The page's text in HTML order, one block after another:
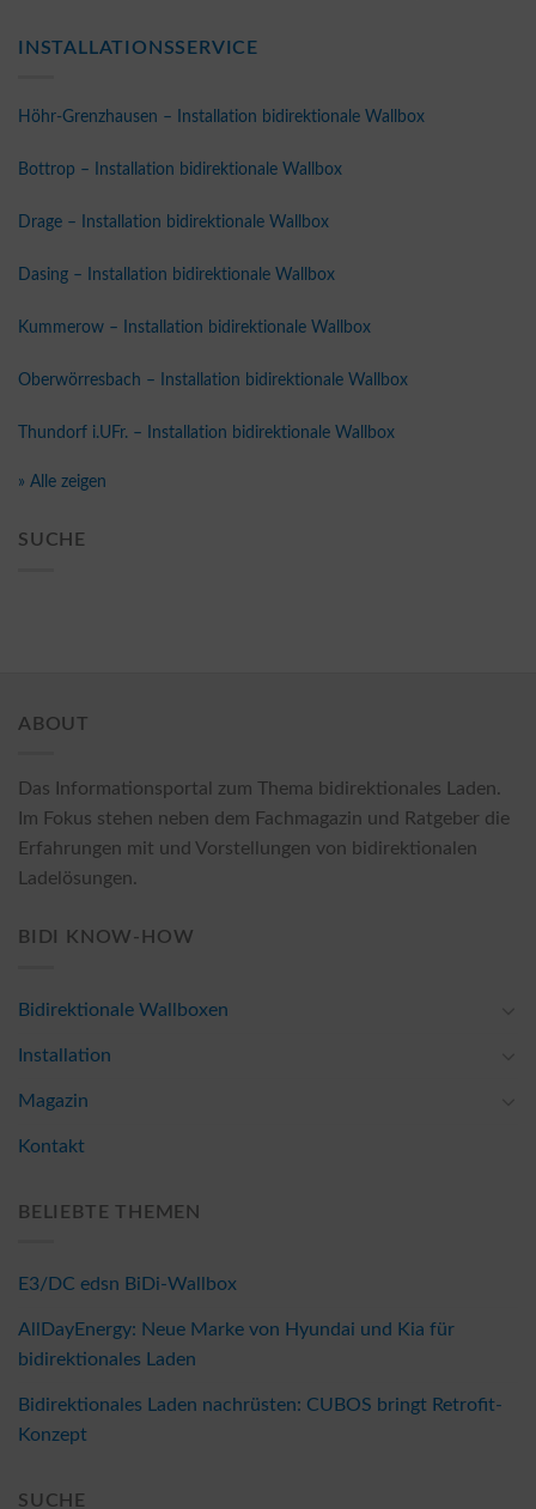
INSTALLATIONSSERVICE
Höhr-Grenzhausen – Installation bidirektionale Wallbox
Bottrop – Installation bidirektionale Wallbox
Drage – Installation bidirektionale Wallbox
Dasing – Installation bidirektionale Wallbox
Kummerow – Installation bidirektionale Wallbox
Oberwörresbach – Installation bidirektionale Wallbox
Thundorf i.UFr. – Installation bidirektionale Wallbox
» Alle zeigen
SUCHE
ABOUT
Das Informationsportal zum Thema bidirektionales Laden.
Im Fokus stehen neben dem Fachmagazin und Ratgeber die
Erfahrungen mit und Vorstellungen von bidirektionalen
Ladelösungen.
BIDI KNOW-HOW
Bidirektionale Wallboxen
Installation
Magazin
Kontakt
BELIEBTE THEMEN
E3/DC edsn BiDi-Wallbox
AllDayEnergy: Neue Marke von Hyundai und Kia für
bidirektionales Laden
Bidirektionales Laden nachrüsten: CUBOS bringt Retrofit-
Konzept
SUCHE